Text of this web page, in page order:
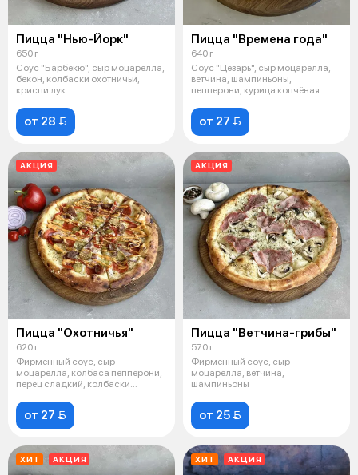
Пицца "Нью-Йорк"
650 г
Соус "Барбекю", сыр моцарелла,
бекон, колбаски охотничьи,
криспи лук
от 28 
Пицца "Времена года"
640 г
Соус "Цезарь", сыр моцарелла,
ветчина, шампиньоны,
пепперони, курица копчёная
от 27 
АКЦИЯ
Пицца "Охотничья"
620 г
Фирменный соус, сыр
моцарелла, колбаса пепперони,
перец сладкий, колбаски
от 27 
АКЦИЯ
Пицца "Ветчина-грибы"
570 г
Фирменный соус, сыр
моцарелла, ветчина,
шампиньоны
от 25 
ХИТ АКЦИЯ ХИТ АКЦИЯ